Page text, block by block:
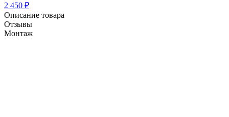
2 450 ₽
Описание товара
Отзывы
Монтаж